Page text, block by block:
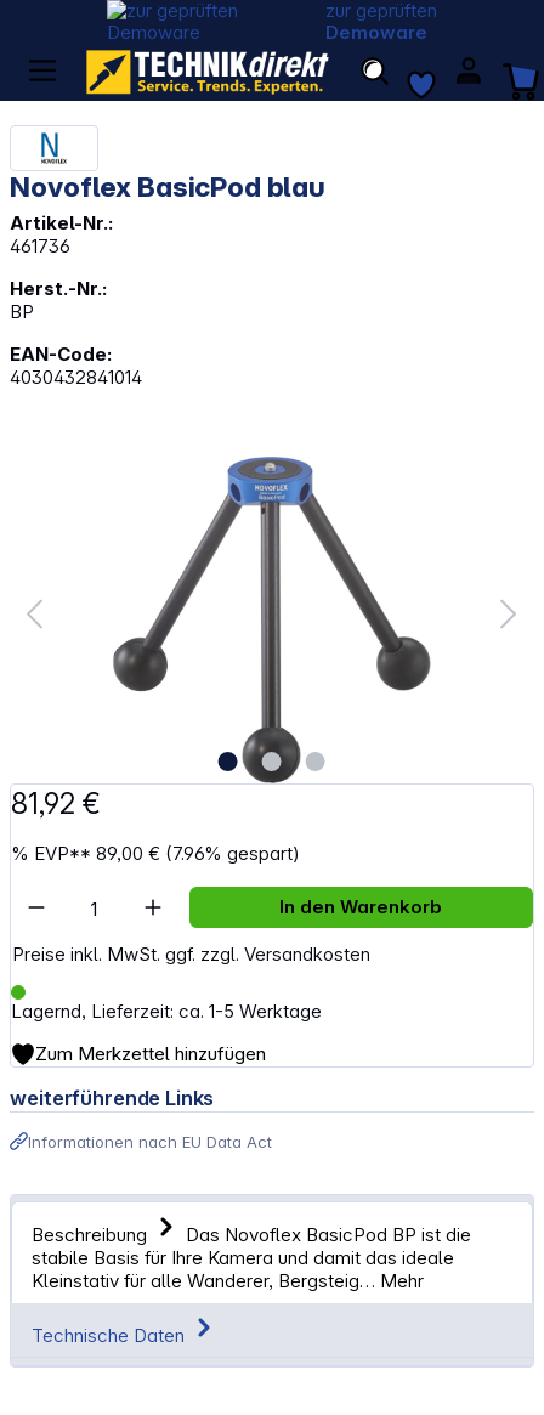
zur geprüften
Demoware
Novoflex BasicPod blau
Artikel-Nr.:
461736
Herst.-Nr.:
BP
EAN-Code:
4030432841014
Bildergalerie überspringen
81,92 €
% EVP**89,00 € (7.96% gespart)
Preise inkl. MwSt. ggf. zzgl. Versandkosten
Lagernd, Lieferzeit: ca. 1-5 Werktage
Artikel Anzahl: Gib den gewünschten
In den Warenkorb
Zum Merkzettel hinzufügen
weiterführende Links
Informationen nach EU Data Act
Beschreibung
Das Novoflex BasicPod BP ist die
stabile Basis für Ihre Kamera und damit das ideale
Kleinstativ für alle Wanderer, Bergsteig… Mehr
Technische Daten